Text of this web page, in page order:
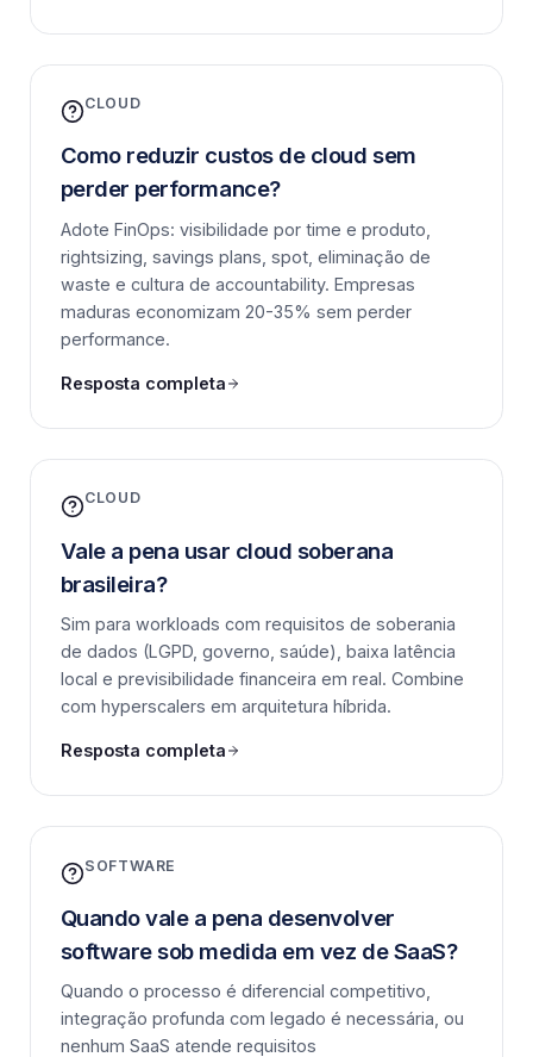
CLOUD
Como reduzir custos de cloud sem
perder performance?
Adote FinOps: visibilidade por time e produto,
rightsizing, savings plans, spot, eliminação de
waste e cultura de accountability. Empresas
maduras economizam 20-35% sem perder
performance.
Resposta completa
CLOUD
Vale a pena usar cloud soberana
brasileira?
Sim para workloads com requisitos de soberania
de dados (LGPD, governo, saúde), baixa latência
local e previsibilidade financeira em real. Combine
com hyperscalers em arquitetura híbrida.
Resposta completa
SOFTWARE
Quando vale a pena desenvolver
software sob medida em vez de SaaS?
Quando o processo é diferencial competitivo,
integração profunda com legado é necessária, ou
nenhum SaaS atende requisitos